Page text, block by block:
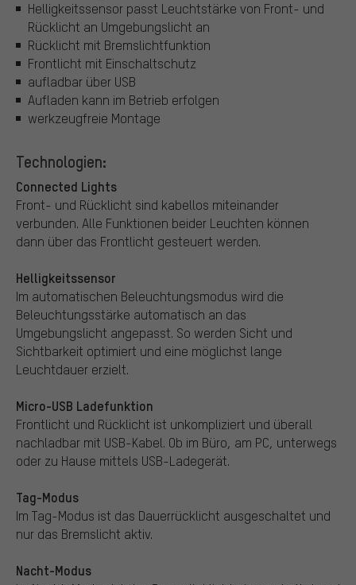
Helligkeitssensor passt Leuchtstärke von Front- und
Rücklicht an Umgebungslicht an
Rücklicht mit Bremslichtfunktion
Frontlicht mit Einschaltschutz
aufladbar über USB
Aufladen kann im Betrieb erfolgen
werkzeugfreie Montage
Technologien:
Connected Lights
Front- und Rücklicht sind kabellos miteinander
verbunden. Alle Funktionen beider Leuchten können
dann über das Frontlicht gesteuert werden.
Helligkeitssensor
Im automatischen Beleuchtungsmodus wird die
Beleuchtungsstärke automatisch an das
Umgebungslicht angepasst. So werden Sicht und
Sichtbarkeit optimiert und eine möglichst lange
Leuchtdauer erzielt.
Micro-USB Ladefunktion
Frontlicht und Rücklicht ist unkompliziert und überall
nachladbar mit USB-Kabel. Ob im Büro, am PC, unterwegs
oder zu Hause mittels USB-Ladegerät.
Tag-Modus
Im Tag-Modus ist das Dauerrücklicht ausgeschaltet und
nur das Bremslicht aktiv.
Nacht-Modus